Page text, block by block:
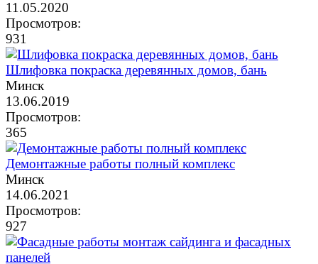
11.05.2020
Просмотров:
931
Шлифовка покраска деревянных домов, бань
Минск
13.06.2019
Просмотров:
365
Демонтажные работы полный комплекс
Минск
14.06.2021
Просмотров:
927